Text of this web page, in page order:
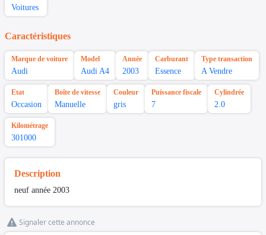
Voitures
Caractéristiques
Marque de voiture
Audi
Model
Audi A4
Année
2003
Carburant
Essence
Type transaction
A Vendre
Etat
Occasion
Boîte de vitesse
Manuelle
Couleur
gris
Puissance fiscale
7
Cylindrée
2.0
Kilométrage
301000
Description
neuf année 2003
Signaler cette annonce